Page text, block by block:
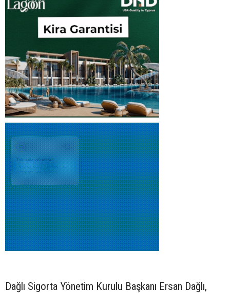
Dağlı Sigorta Yönetim Kurulu Başkanı Ersan Dağlı,